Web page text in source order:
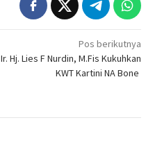
Pos berikutnya
Ir. Hj. Lies F Nurdin, M.Fis Kukuhkan
KWT Kartini NA Bone